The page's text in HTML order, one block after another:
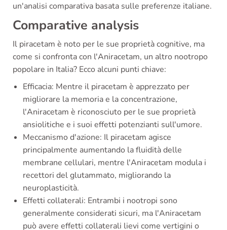
un'analisi comparativa basata sulle preferenze italiane.
Comparative analysis
Il piracetam è noto per le sue proprietà cognitive, ma
come si confronta con l'Aniracetam, un altro nootropo
popolare in Italia? Ecco alcuni punti chiave:
Efficacia: Mentre il piracetam è apprezzato per
migliorare la memoria e la concentrazione,
l'Aniracetam è riconosciuto per le sue proprietà
ansiolitiche e i suoi effetti potenzianti sull'umore.
Meccanismo d'azione: Il piracetam agisce
principalmente aumentando la fluidità delle
membrane cellulari, mentre l'Aniracetam modula i
recettori del glutammato, migliorando la
neuroplasticità.
Effetti collaterali: Entrambi i nootropi sono
generalmente considerati sicuri, ma l'Aniracetam
può avere effetti collaterali lievi come vertigini o